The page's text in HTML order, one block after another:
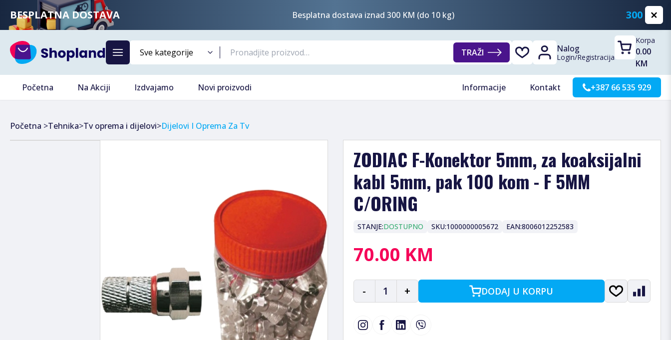
BESPLATNA DOSTAVA Besplatna dostava iznad 300 KM (do 10 kg) 300 KM
TRAŽI Nalog
Login/Registracija
Korpa
0.00
KM
Početna Na Akciji Izdvajamo Novi proizvodi Informacije Kontakt +387 66 535 929
Početna >Tehnika>Tv oprema i dijelovi>Dijelovi I Oprema Za Tv
ZODIAC F-Konektor 5mm, za koaksijalni
kabl 5mm, pak 100 kom - F 5MM
C/ORING
STANJE:DOSTUPNO SKU:1000000005672 EAN:8006012252583
70.00 KM
- 1 + DODAJ U KORPU